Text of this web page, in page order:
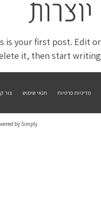
is your first post. Edit or
it, then start writing!
מדיניות פרטיות תנאי שימוש צור
by Simply